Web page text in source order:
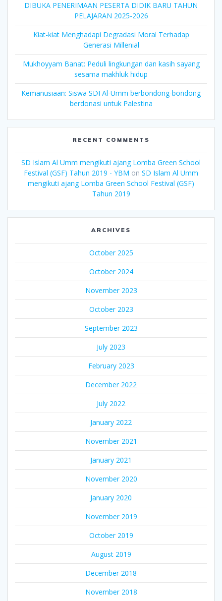
DIBUKA PENERIMAAN PESERTA DIDIK BARU TAHUN
PELAJARAN 2025-2026
Kiat-kiat Menghadapi Degradasi Moral Terhadap
Generasi Millenial
Mukhoyyam Banat: Peduli lingkungan dan kasih sayang
sesama makhluk hidup
Kemanusiaan: Siswa SDI Al-Umm berbondong-bondong
berdonasi untuk Palestina
RECENT COMMENTS
SD Islam Al Umm mengikuti ajang Lomba Green School
Festival (GSF) Tahun 2019 - YBM on SD Islam Al Umm
mengikuti ajang Lomba Green School Festival (GSF)
Tahun 2019
ARCHIVES
October 2025
October 2024
November 2023
October 2023
September 2023
July 2023
February 2023
December 2022
July 2022
January 2022
November 2021
January 2021
November 2020
January 2020
November 2019
October 2019
August 2019
December 2018
November 2018